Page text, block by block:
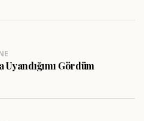
Uyandığımı Gördüm